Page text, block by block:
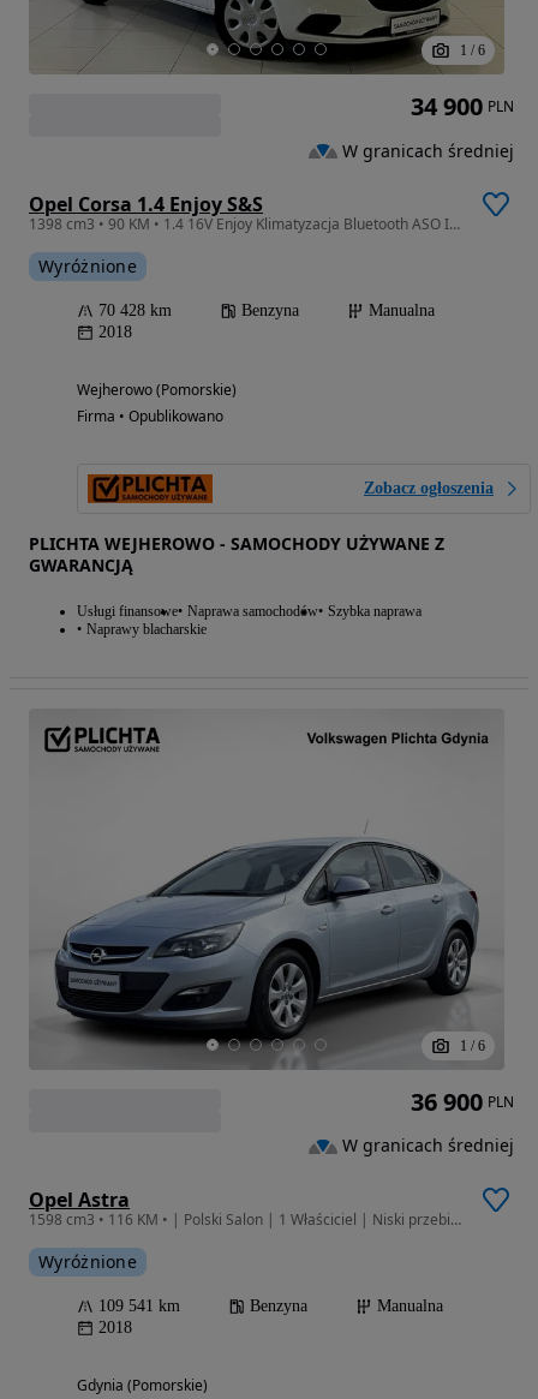
1 / 6
Opel Corsa 1.4 Enjoy S&S
1398 cm3 • 90 KM • 1.4 16V Enjoy Klimatyzacja Bluetooth ASO ISOFIX
Wyróżnione
70 428 km Benzyna
Manualna
2018
Wejherowo (Pomorskie)
Firma • Opublikowano
Zobacz ogłoszenia
PLICHTA WEJHEROWO - SAMOCHODY UŻYWANE Z
GWARANCJĄ
Usługi finansowe Naprawa samochodów Szybka naprawa
Naprawy blacharskie
34 900 PLN
W granicach średniej
1 / 6
Opel Astra
1598 cm3 • 116 KM • | Polski Salon | 1 Właściciel | Niski przebieg | Gwarancja |
Wyróżnione
109 541 km Benzyna
Manualna
2018
Gdynia (Pomorskie)
36 900 PLN
W granicach średniej